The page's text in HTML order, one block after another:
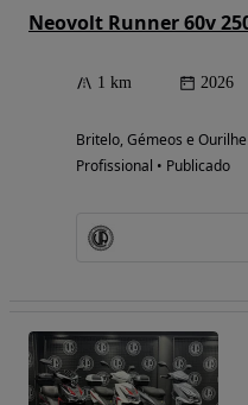
Neovolt Runner 60v
1 km 2026
Britelo, Gémeos e
Profissional • Publicado